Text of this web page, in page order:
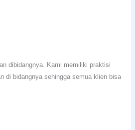
dibidangnya. Kami memiliki praktisi
di bidangnya sehingga semua klien bisa